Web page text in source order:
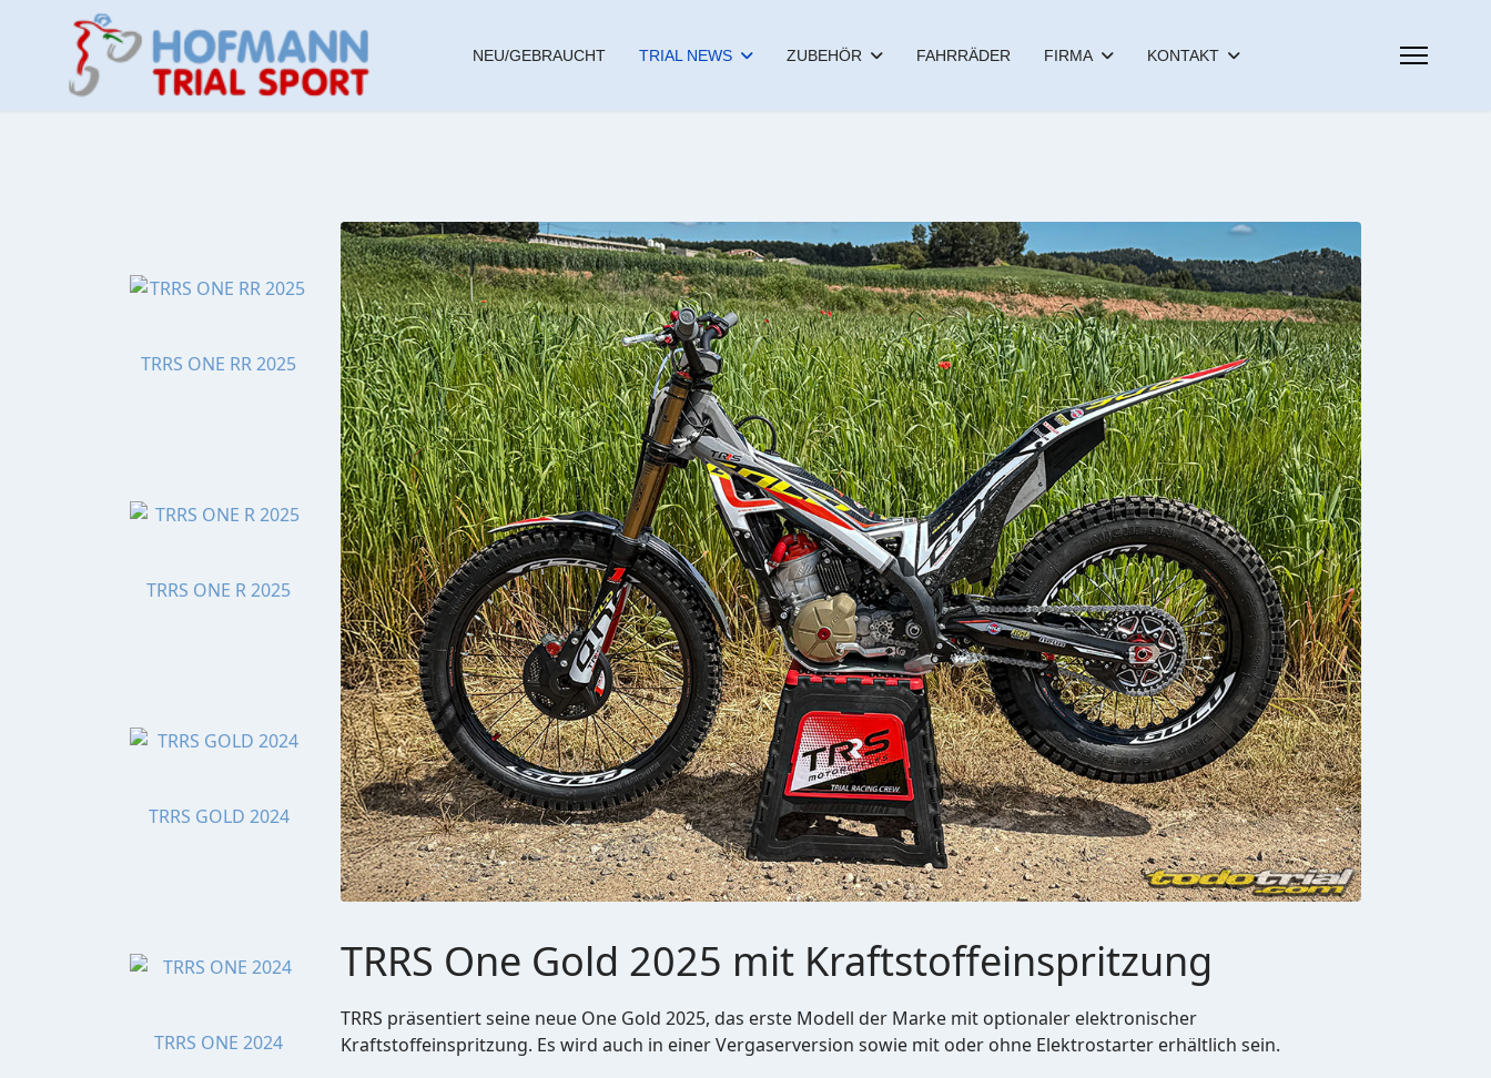
NEU/GEBRAUCHT TRIAL NEWS ZUBEHÖR FAHRRÄDER FIRMA KONTAKT
TRRS ONE RR 2025
TRRS ONE R 2025
TRRS GOLD 2024
TRRS ONE 2024
TRRS One Gold 2025 mit Kraftstoffeinspritzung
TRRS präsentiert seine neue One Gold 2025, das erste Modell der Marke mit optionaler elektronischer
Kraftstoffeinspritzung. Es wird auch in einer Vergaserversion sowie mit oder ohne Elektrostarter erhältlich sein.